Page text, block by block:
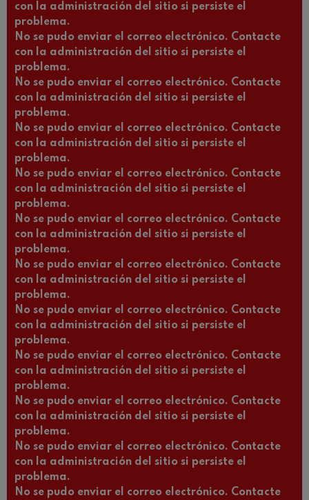
con la administración del sitio si persiste el
problema.
No se pudo enviar el correo electrónico. Contacte
con la administración del sitio si persiste el
problema.
No se pudo enviar el correo electrónico. Contacte
con la administración del sitio si persiste el
problema.
No se pudo enviar el correo electrónico. Contacte
con la administración del sitio si persiste el
problema.
No se pudo enviar el correo electrónico. Contacte
con la administración del sitio si persiste el
problema.
No se pudo enviar el correo electrónico. Contacte
con la administración del sitio si persiste el
problema.
No se pudo enviar el correo electrónico. Contacte
con la administración del sitio si persiste el
problema.
No se pudo enviar el correo electrónico. Contacte
con la administración del sitio si persiste el
problema.
No se pudo enviar el correo electrónico. Contacte
con la administración del sitio si persiste el
problema.
No se pudo enviar el correo electrónico. Contacte
con la administración del sitio si persiste el
problema.
No se pudo enviar el correo electrónico. Contacte
con la administración del sitio si persiste el
problema.
No se pudo enviar el correo electrónico. Contacte